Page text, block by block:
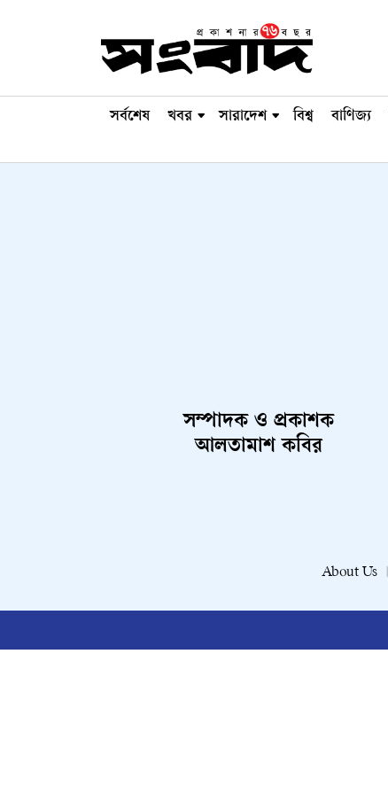
সর্বশেষ খবর সারাদেশ বিশ্ব বাণিজ্য
সম্পাদক ও প্রকাশক
আলতামাশ কবির
About Us